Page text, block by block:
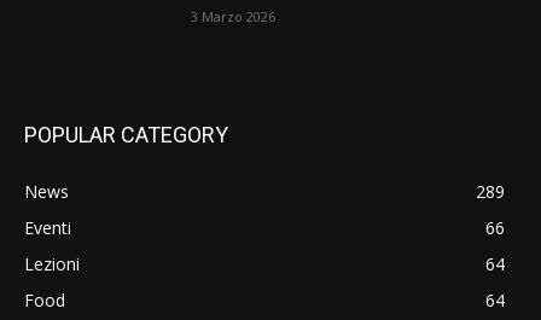
3 Marzo 2026
POPULAR CATEGORY
News
289
Eventi
66
Lezioni
64
Food
64